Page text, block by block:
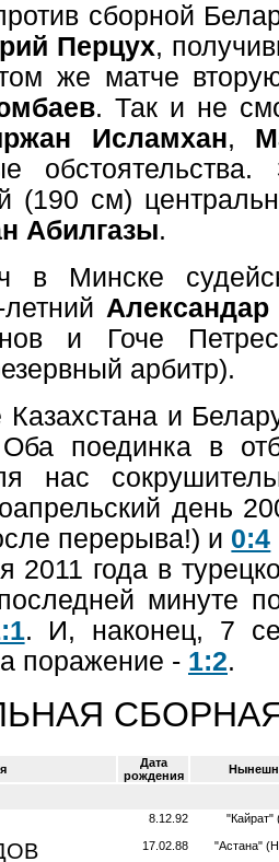
сборной
Перцух,
же матче
. Так и не
Исламхан,
(190 см)
Абилгазы.
в Минске
и Гоче
арбитр).
и
поединка в
нас
день
перерыва!) и 0:4
2011 года в
минуте
. И, наконец, 7
поражение - 1:2.
Дата
рождения
8.12.92 "Кайрат"
17.02.88 "Астана"